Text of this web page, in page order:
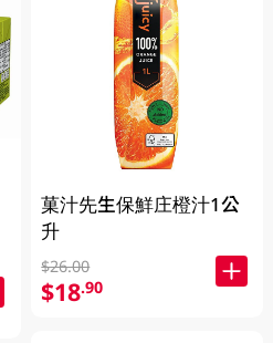
菓汁先生保鮮庄橙汁1公
升
$26.00
$18.90